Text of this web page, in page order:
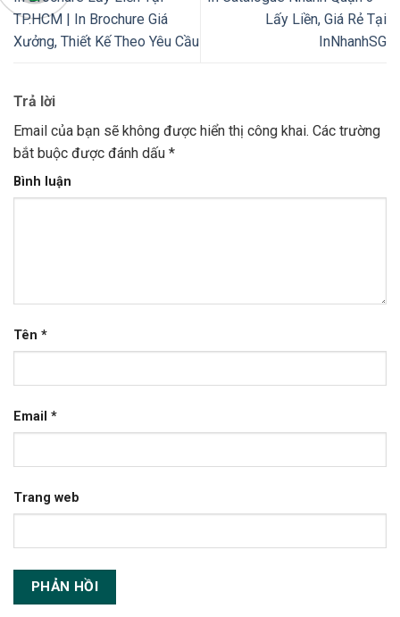
TP.HCM | In Brochure Giá
Xưởng, Thiết Kế Theo Yêu Cầu
Lấy Liền, Giá Rẻ Tại
InNhanhSG
Trả lời
Email của bạn sẽ không được hiển thị công khai. Các trường
bắt buộc được đánh dấu *
Bình luận
Tên *
Email *
Trang web